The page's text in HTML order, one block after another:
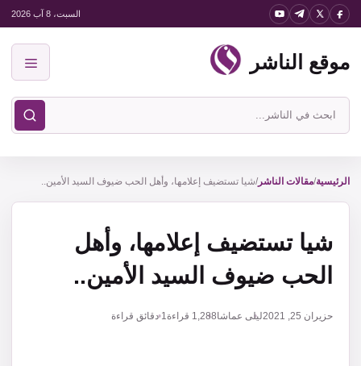
انتقل
المحتوى
السبت، 8 آب 2026
موقع الناشر
ابحث
في
الناشر
الرئيسية/مقالات الناشر/شيا تستضيف إعلامها، وأهل الحب ضيوف السيد الأمين..
شيا تستضيف إعلامها، وأهل
الحب ضيوف السيد الأمين..
حزيران 25, 2021 ليلى عماشا1,288 قراءة1 دقائق قراءة